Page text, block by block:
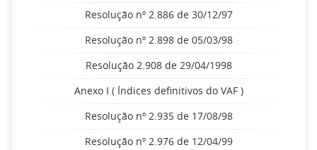
Resolução nº 2.886 de 30/12/97
Resolução nº 2.898 de 05/03/98
Resolução 2.908 de 29/04/1998
Anexo I ( Índices definitivos do VAF )
Resolução nº 2.935 de 17/08/98
Resolução nº 2.976 de 12/04/99